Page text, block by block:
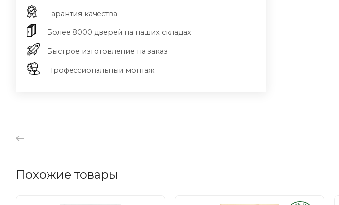
Гарантия качества
Более 8000 дверей на наших складах
Быстрое изготовление на заказ
Профессиональный монтаж
Похожие товары